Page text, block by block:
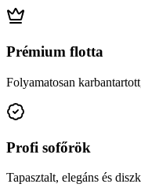
Prémium flotta
Folyamatosan
Profi sofőrök
Tapasztalt, elegáns és